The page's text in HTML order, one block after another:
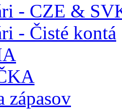
- CZE &
- Čisté kontá
zápasov